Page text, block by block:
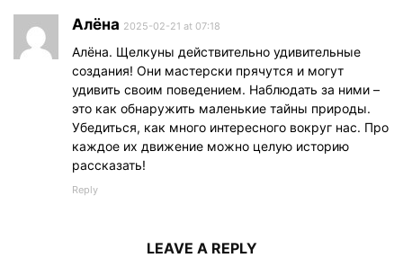
Алёна 2025-02-21 at 07:18
Алёна. Щелкуны действительно удивительные
создания! Они мастерски прячутся и могут
удивить своим поведением. Наблюдать за ними –
это как обнаружить маленькие тайны природы.
Убедиться, как много интересного вокруг нас. Про
каждое их движение можно целую историю
рассказать!
Reply
LEAVE A REPLY